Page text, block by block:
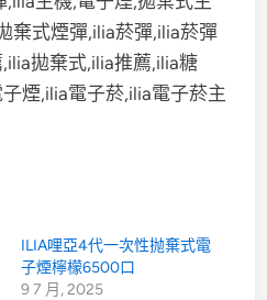
ILIA哩亞4代一次性抛棄式電
子煙檸檬6500口
9 7 月, 2025